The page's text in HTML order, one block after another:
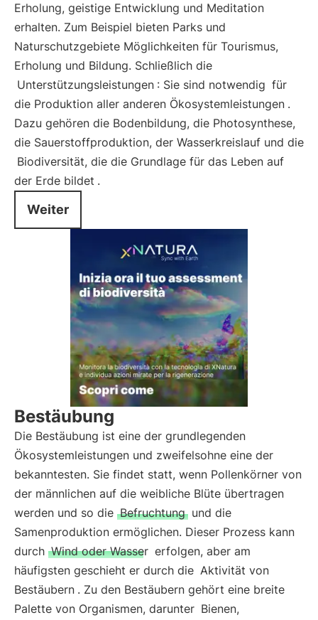
Erholung, geistige Entwicklung und Meditation
erhalten. Zum Beispiel bieten Parks und
Naturschutzgebiete Möglichkeiten für Tourismus,
Erholung und Bildung. Schließlich die
Unterstützungsleistungen : Sie sind notwendig für
die Produktion aller anderen Ökosystemleistungen .
Dazu gehören die Bodenbildung, die Photosynthese,
die Sauerstoffproduktion, der Wasserkreislauf und die
Biodiversität, die die Grundlage für das Leben auf
der Erde bildet .
Weiter
Bestäubung
Die Bestäubung ist eine der grundlegenden
Ökosystemleistungen und zweifelsohne eine der
bekanntesten. Sie findet statt, wenn Pollenkörner von
der männlichen auf die weibliche Blüte übertragen
werden und so die Befruchtung und die
Samenproduktion ermöglichen. Dieser Prozess kann
durch Wind oder Wasser erfolgen, aber am
häufigsten geschieht er durch die Aktivität von
Bestäubern . Zu den Bestäubern gehört eine breite
Palette von Organismen, darunter Bienen,